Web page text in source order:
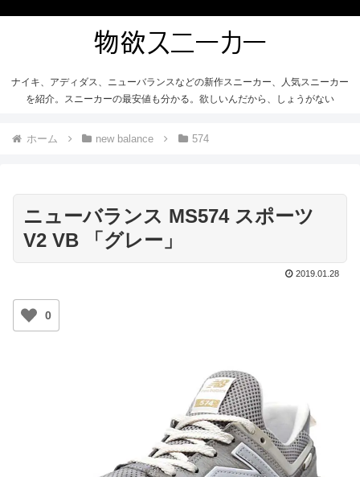
ナイキ、アディダス、ニューバランスなどの新作スニーカー、人気スニーカー
を紹介。スニーカーの最安値も分かる。欲しいんだから、しょうがない
ホーム new balance 574
ニューバランス MS574 スポーツ
V2 VB 「グレー」
2019.01.28
0